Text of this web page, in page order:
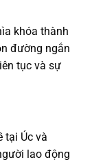
khóa thành
đường ngắn
tục và sự
tại Úc và
lao động